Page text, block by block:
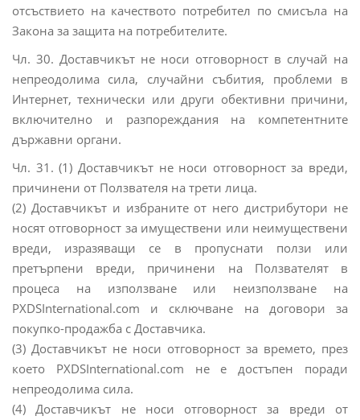
отсъствието на качеството потребител по смисъла на
Закона за защита на потребителите.
Чл. 30. Доставчикът не носи отговорност в случай на
непреодолима сила, случайни събития, проблеми в
Интернет, технически или други обективни причини,
включително и разпореждания на компетентните
държавни органи.
Чл. 31. (1) Доставчикът не носи отговорност за вреди,
причинени от Ползвателя на трети лица.
(2) Доставчикът и избраните от него дистрибутори не
носят отговорност за имуществени или неимуществени
вреди, изразяващи се в пропуснати ползи или
претърпени вреди, причинени на Ползвателят в
процеса на използване или неизползване на
PXDSInternational.com и сключване на договори за
покупко-продажба с Доставчика.
(3) Доставчикът не носи отговорност за времето, през
което PXDSInternational.com не е достъпен поради
непреодолима сила.
(4) Доставчикът не носи отговорност за вреди от